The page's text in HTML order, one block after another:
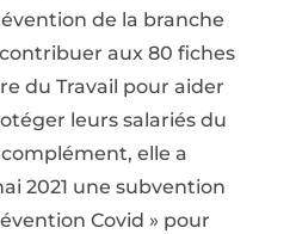
de la branche
aux 80 fiches
du Travail pour aider
leurs salariés du
complément, elle a
2021 une subvention
Covid » pour